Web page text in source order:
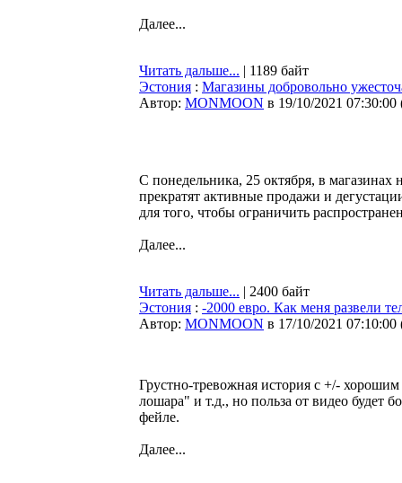
Далее...
Читать дальше... | 1189 байт
Эстония : Магазины добровольно
Автор: MONMOON в 19/10/2021 07:30:00
С понедельника, 25 октября, в
прекратят активные продажи и
для того, чтобы ограничить
Далее...
Читать дальше... | 2400 байт
Эстония : -2000 евро. Как меня развели
Автор: MONMOON в 17/10/2021 07:10:00
Грустно-тревожная история с +/-
лошара" и т.д., но польза от видео будет
фейле.
Далее...